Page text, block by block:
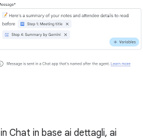
Chat in base ai dettagli, ai